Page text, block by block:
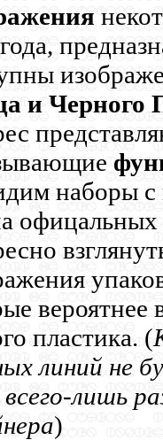
и Черного
наборы с
офицальных
вероятнее
пластика. (
линий не
лишь
)